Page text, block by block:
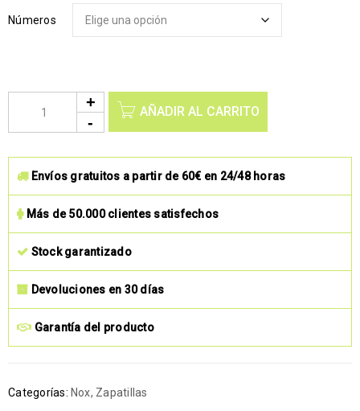
Números
AÑADIR AL CARRITO
Envíos gratuitos a partir de 60€ en 24/48 horas
Más de 50.000 clientes satisfechos
Stock garantizado
Devoluciones en 30 días
Garantía del producto
Categorías: Nox, Zapatillas